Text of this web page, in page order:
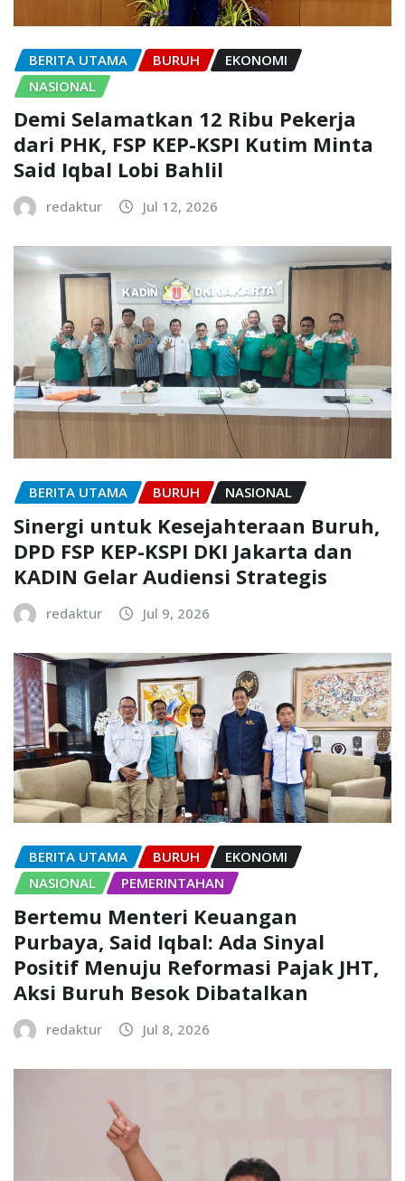
BERITA UTAMA BURUH
EKONOMI
NASIONAL
Demi Selamatkan 12 Ribu Pekerja
dari PHK, FSP KEP-KSPI Kutim Minta
Said Iqbal Lobi Bahlil
redaktur Jul 12, 2026
BERITA UTAMA BURUH NASIONAL
Sinergi untuk Kesejahteraan Buruh,
DPD FSP KEP-KSPI DKI Jakarta dan
KADIN Gelar Audiensi Strategis
redaktur Jul 9, 2026
BERITA UTAMA BURUH
EKONOMI
NASIONAL
PEMERINTAHAN
Bertemu Menteri Keuangan
Purbaya, Said Iqbal: Ada Sinyal
Positif Menuju Reformasi Pajak JHT,
Aksi Buruh Besok Dibatalkan
redaktur Jul 8, 2026